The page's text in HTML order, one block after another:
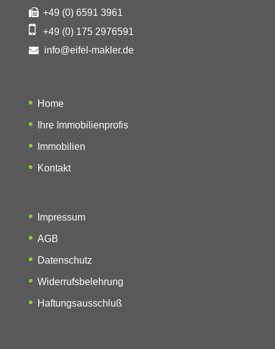
+49 (0) 6591 3961
+49 (0) 175 2976591
info@eifel-makler.de
Home
Ihre Immobilienprofis
Immobilien
Kontakt
Impressum
AGB
Datenschutz
Widerrufsbelehrung
Haftungsausschluß